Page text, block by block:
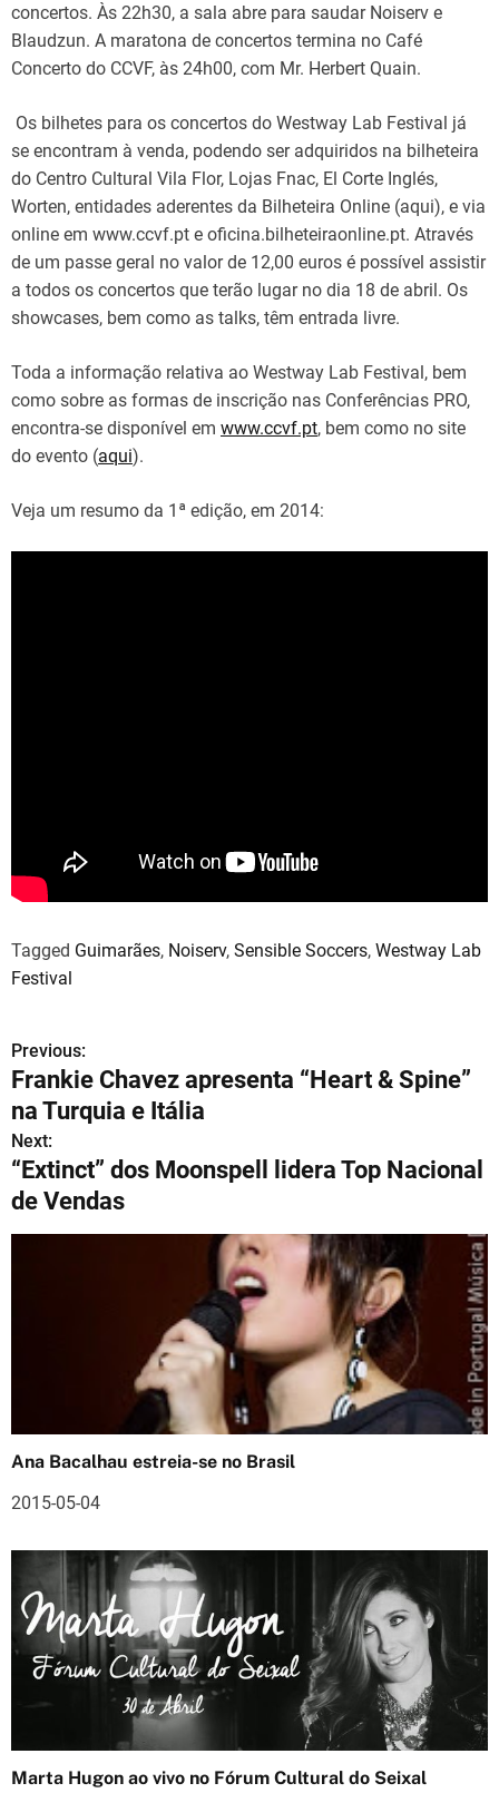
concertos. Às 22h30, a sala abre para saudar Noiserv e
Blaudzun. A maratona de concertos termina no Café
Concerto do CCVF, às 24h00, com Mr. Herbert Quain.
Os bilhetes para os concertos do Westway Lab Festival já
se encontram à venda, podendo ser adquiridos na bilheteira
do Centro Cultural Vila Flor, Lojas Fnac, El Corte Inglés,
Worten, entidades aderentes da Bilheteira Online (aqui), e via
online em www.ccvf.pt e oficina.bilheteiraonline.pt. Através
de um passe geral no valor de 12,00 euros é possível assistir
a todos os concertos que terão lugar no dia 18 de abril. Os
showcases, bem como as talks, têm entrada livre.
Toda a informação relativa ao Westway Lab Festival, bem
como sobre as formas de inscrição nas Conferências PRO,
encontra-se disponível em www.ccvf.pt, bem como no site
do evento (aqui).
Veja um resumo da 1ª edição, em 2014:
Tagged Guimarães, Noiserv, Sensible Soccers, Westway Lab
Festival
N
a
v
e
g
d
i
s
Previous:
Frankie Chavez apresenta “Heart & Spine”
na Turquia e Itália
Next:
“Extinct” dos Moonspell lidera Top Nacional
de Vendas
Ana Bacalhau estreia-se no Brasil
2015-05-04
Marta Hugon ao vivo no Fórum Cultural do Seixal